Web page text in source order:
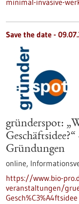
minimal-invasive-
Save the date -
gründerspot:
Gründungen
online,
https://www.bio-
veranstaltungen/
Gesch%C3%A4ftsidee